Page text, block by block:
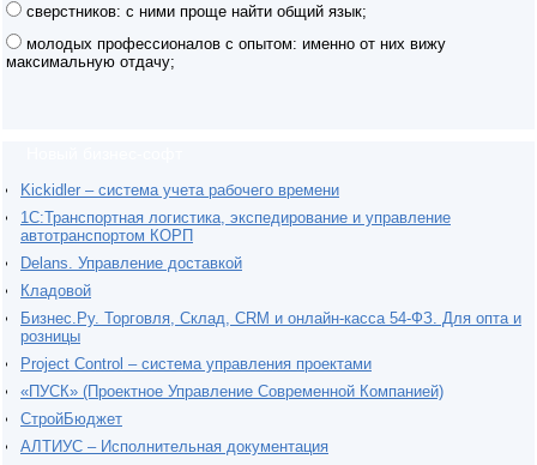
сверстников: с ними проще найти общий язык;
молодых профессионалов с опытом: именно от них вижу
максимальную отдачу;
Kickidler – система учета рабочего времени
1С:Транспортная логистика, экспедирование и управление
автотранспортом КОРП
Delans. Управление доставкой
Кладовой
Бизнес.Ру. Торговля, Склад, CRM и онлайн-касса 54-ФЗ. Для опта и
розницы
Project Сontrol – система управления проектами
«ПУСК» (Проектное Управление Современной Компанией)
СтройБюджет
АЛТИУС – Исполнительная документация